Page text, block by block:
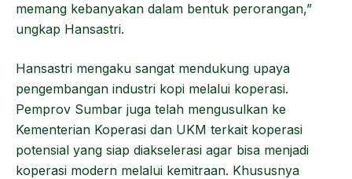
memang kebanyakan dalam bentuk perorangan,”
ungkap Hansastri.
Hansastri mengaku sangat mendukung upaya
pengembangan industri kopi melalui koperasi.
Pemprov Sumbar juga telah mengusulkan ke
Kementerian Koperasi dan UKM terkait koperasi
potensial yang siap diakselerasi agar bisa menjadi
koperasi modern melalui kemitraan. Khususnya